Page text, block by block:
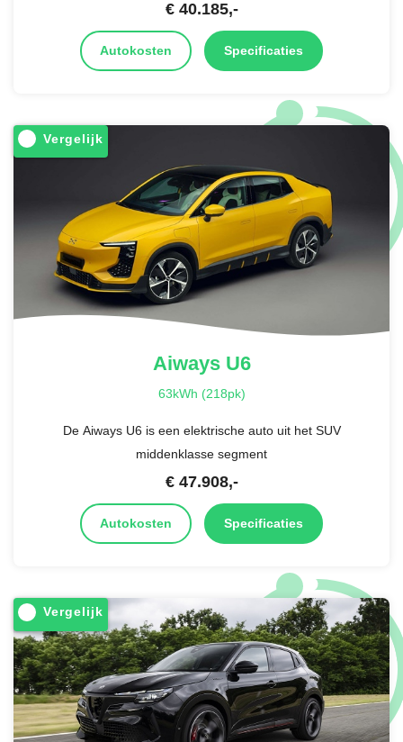
€ 40.185,-
Autokosten Specificaties
Vergelijk
AiwaysU6
63kWh (218pk)
De Aiways U6 is een elektrische auto uit het SUV
middenklasse segment
€ 47.908,-
Autokosten Specificaties
Vergelijk